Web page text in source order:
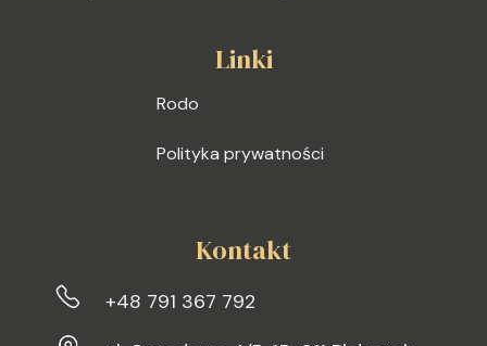
Linki
Rodo
Polityka prywatności
Kontakt
+48 791 367 792